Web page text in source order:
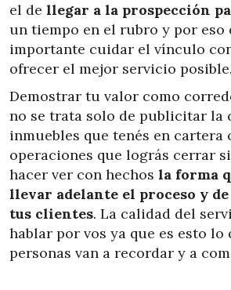
el de llegar a la prospección
un tiempo en el rubro y por eso
importante cuidar el vínculo
ofrecer el mejor servicio posible.
Demostrar tu valor como
no se trata solo de publicitar la
inmuebles que tenés en cartera
operaciones que lográs cerrar
hacer ver con hechos la forma
llevar adelante el proceso y
tus clientes. La calidad del
hablar por vos ya que es esto lo
personas van a recordar y a